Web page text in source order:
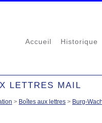
Accueil Historique
LETTRES MAIL
> Boîtes aux lettres > Burg-